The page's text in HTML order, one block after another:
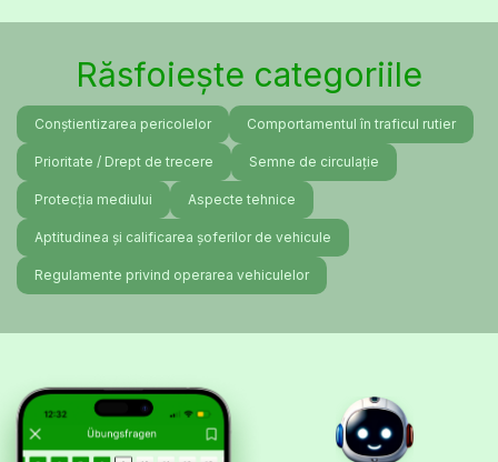
Răsfoiește categoriile
Conștientizarea pericolelor Comportamentul în traficul rutier
Prioritate / Drept de trecere Semne de circulație
Protecția mediului Aspecte tehnice
Aptitudinea și calificarea șoferilor de vehicule
Regulamente privind operarea vehiculelor